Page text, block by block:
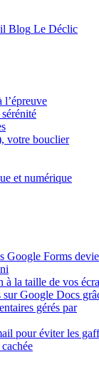
Blog Le Déclic
Google Forms
à la taille de vos
Google Docs
gérés par
pour éviter les
l’épreuve
votre bouclier
et numérique